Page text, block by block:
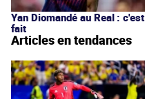
Yan Diomandé au Real : c'est
fait
Articles en tendances